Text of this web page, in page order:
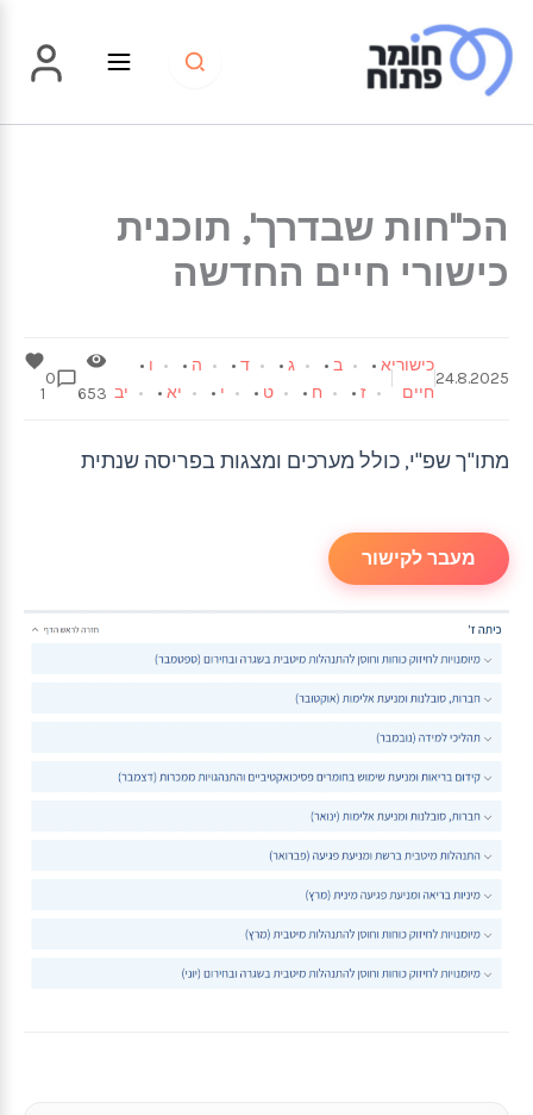
לתוכן
הכ"חות שבדרך', תוכנית
כישורי חיים החדשה
24.8.2025
כישורי
חיים
א • ב • ג • ד • ה • ו •
ז • ח • ט • י • יא • יב 653
0
1
מתו"ך שפ"י, כולל מערכים ומצגות בפריסה שנתית
מעבר לקישור